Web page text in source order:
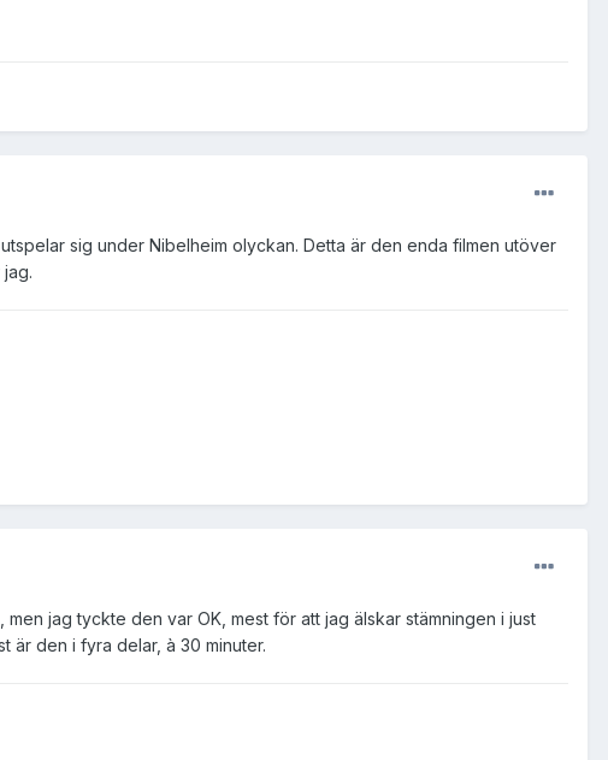
sig under Nibelheim olyckan. Detta är den enda filmen utöver
jag tyckte den var OK, mest för att jag älskar stämningen i just
är den i fyra delar, à 30 minuter.